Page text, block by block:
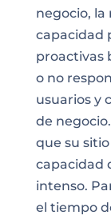
negocio, la
capacidad
proactivas
o no
usuarios y
de
que su
capacidad
intenso.
el tiempo